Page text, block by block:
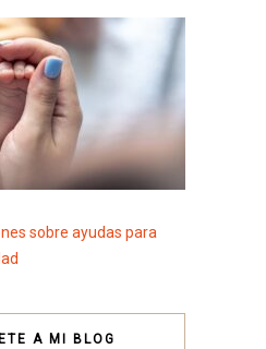
sobre ayudas para
A MI BLOG